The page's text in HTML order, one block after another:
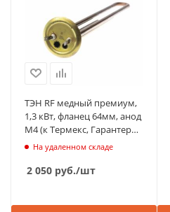
ТЭН RF медный премиум,
1,3 кВт, фланец 64мм, анод
М4 (к Термекс, Гарантерм,
плоский нержав. бак)
На удаленном складе
2 050 руб./шт